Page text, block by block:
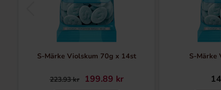
S-Märke Violskum 70g x 14st
223.93 kr 199.89 kr
S-Märke